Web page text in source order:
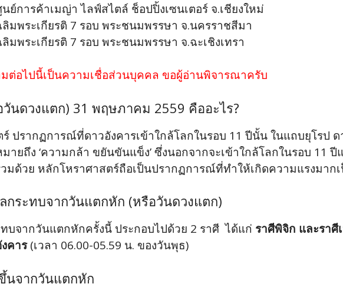
ย์การค้าเมญ่า ไลฟ์สไตล์ ช็อปปิ้งเซนเตอร์ จ.เชียงใหม่
มพระเกียรติ 7 รอบ พระชนมพรรษา จ.นครราชสีมา
มพระเกียรติ 7 รอบ พระชนมพรรษา จ.ฉะเชิงเทรา
ต่อไปนี้เป็นความเชื่อส่วนบุคคล ขอผู้อ่านพิจารณาครับ
นดวงแตก) 31 พฤษภาคม 2559 คืออะไร?
ปรากฏการณ์ที่ดาวอังคารเข้าใกล้โลกในรอบ 11 ปีนั้น ในแถบยุโรป ด
ายถึง ‘ความกล้า ขยันขันแข็ง’ ซึ่งนอกจากจะเข้าใกล้โลกในรอบ 11
วมด้วย หลักโหราศาสตร์ถือเป็นปรากฏการณ์ที่ทำให้เกิดความแรงมาก
กระทบจากวันแตกหัก (หรือวันดวงแตก)
บจากวันแตกหักครั้งนี้ ประกอบไปด้วย 2 ราศี ได้แก่ ราศีพิจิก และราศี
คาร(เวลา 06.00-05.59 น. ของวันพุธ)
นจากวันแตกหัก